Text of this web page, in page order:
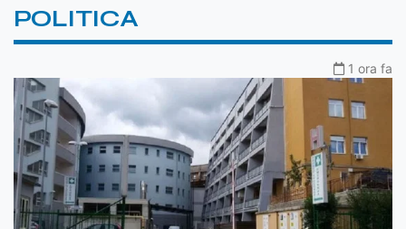
POLITICA
1 ora fa